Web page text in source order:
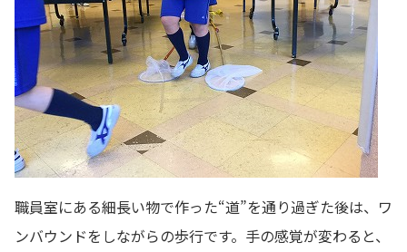
職員室にある細長い物で作った“道”を通り過ぎた後は、ワ
ンバウンドをしながらの歩行です。手の感覚が変わると、